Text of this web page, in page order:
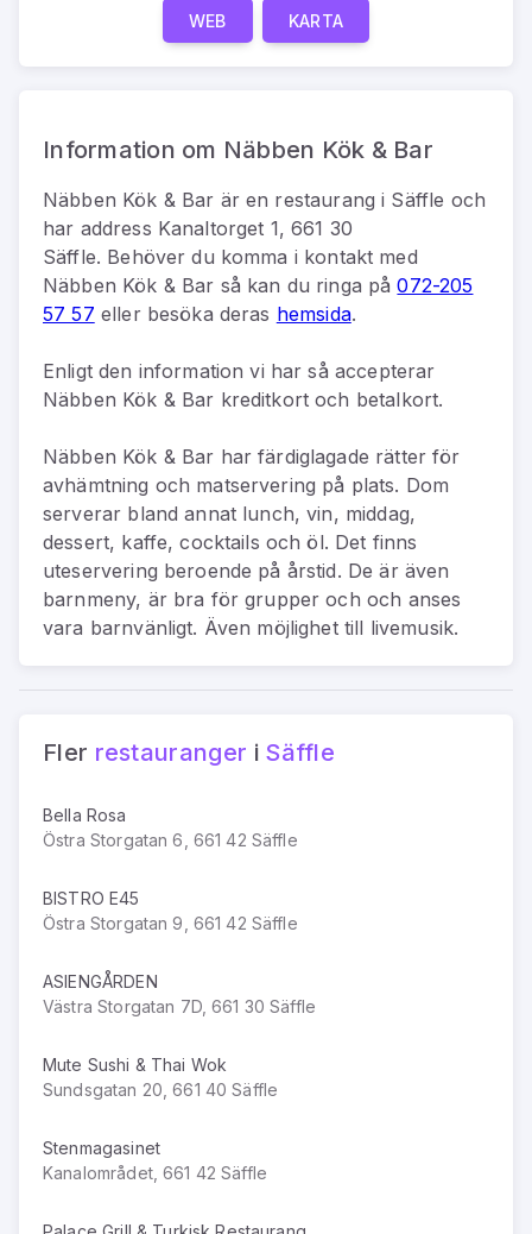
WEB KARTA
Information om Näbben Kök & Bar
Näbben Kök & Bar ären restaurang i Säffle och
har address Kanaltorget 1, 661 30
Säffle. Behöver du komma i kontakt med
Näbben Kök & Bar så kan du ringa på072-205
57 57 eller besöka deras hemsida.
Enligt den information vi har så accepterar
Näbben Kök & Bar kreditkort och betalkort.
Näbben Kök & Bar har färdiglagade rätter för
avhämtning och matservering på plats. Dom
serverar bland annat lunch, vin, middag,
dessert, kaffe, cocktails och öl. Det finns
uteservering beroende på årstid. De är även
barnmeny, är bra för grupper och och anses
vara barnvänligt. Även möjlighet till livemusik.
Fler restauranger i Säffle
Bella Rosa
Östra Storgatan 6, 661 42 Säffle
BISTRO E45
Östra Storgatan 9, 661 42 Säffle
ASIENGÅRDEN
Västra Storgatan 7D, 661 30 Säffle
Mute Sushi & Thai Wok
Sundsgatan 20, 661 40 Säffle
Stenmagasinet
Kanalområdet, 661 42 Säffle